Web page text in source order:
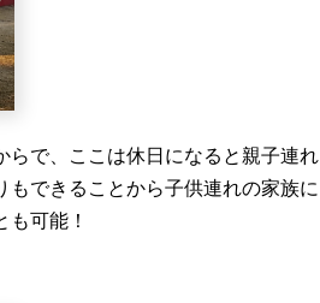
らで、ここは休日になると親子連れ
できることから子供連れの家族に
可能！